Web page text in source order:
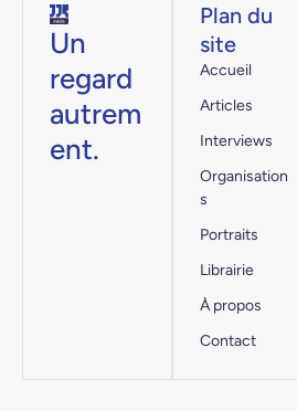
Un
regard
autrem
ent.
Plan du
site
Accueil
Articles
Interviews
Organisation
s
Portraits
Librairie
À propos
Contact